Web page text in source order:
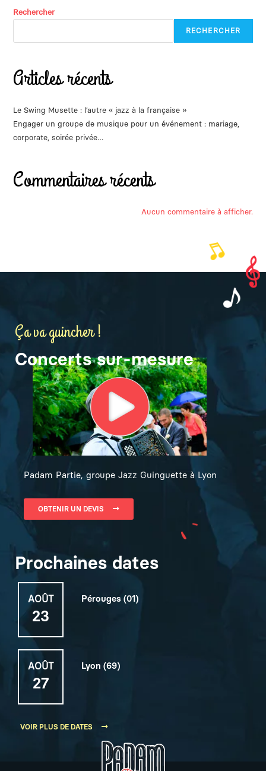
Rechercher
RECHERCHER
Articles récents
Le Swing Musette : l’autre « jazz à la française »
Engager un groupe de musique pour un événement : mariage,
corporate, soirée privée…
Commentaires récents
Aucun commentaire à afficher.
Ça va guincher !
Concerts sur-mesure
Padam Partie, groupe Jazz Guinguette à Lyon
OBTENIR UN DEVIS
Prochaines dates
AOÛT
23
Pérouges (01)
AOÛT
27
Lyon (69)
VOIR PLUS DE DATES